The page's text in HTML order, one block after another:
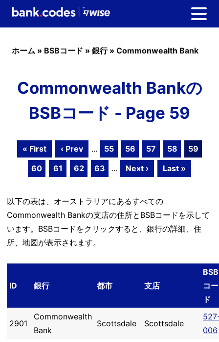
ホーム » BSBコード » 銀行» Commonwealth Bank
Commonwealth Bankの
BSBコード - Page 59
« First ‹ Prev ... 55 56 57 58
59
60
61 62 63 ... Next › Last »
以下の表は、オーストラリアにあるすべての
Commonwealth Bankの支店の住所とBSBコードを示して
います。BSBコードをクリックすると、銀行の詳細、住
所、地図が表示されます。
ID 銀行 都市 支店
BSB
コー
ド
2901
Commonwealth
Bank
Scottsdale Scottsdale
006